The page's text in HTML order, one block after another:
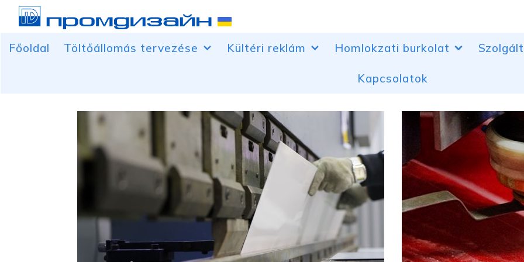
Főoldal Töltőállomás tervezése
A vezérlő helyiségekkel szemben
Szabadon álló szolgáltató és
reklámszerkezetek
töltőállomásokhoz
Lombkoronaoszlopok díszítése
Ár pilonok
Kültéri reklám
Csúcsok, belépőcsoportok
Épületek kontúrvilágítása
Világítódobozok és kompozit
dobozok
Tetőreklám szerelések
Térfogatbetűk
Homlokzati burkolat
Alumínium homlokzatburkolat
Kompozit homlokzatburkolat
Előtetők polikarbonátból
Lézeres
Kapcsolatok